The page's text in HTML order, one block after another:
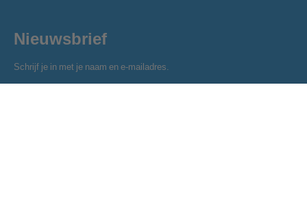
Nieuwsbrief
Schrijf je in met je naam en e-mailadres.